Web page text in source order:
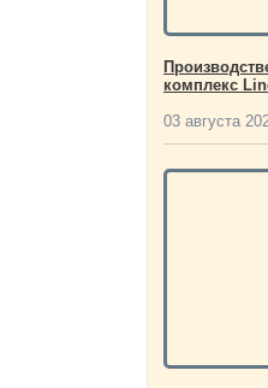
комплекс
03 августа